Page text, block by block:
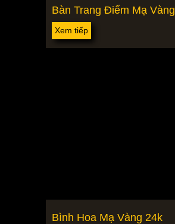
Bàn Trang Điểm Mạ Vàng
Xem tiếp
Bình Hoa Mạ Vàng 24k